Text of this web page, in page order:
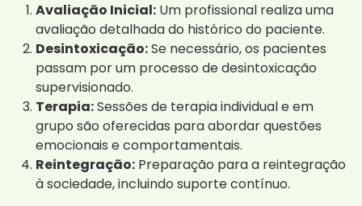
Avaliação Inicial: Um profissional realiza uma
avaliação detalhada do histórico do paciente.
Desintoxicação:Se necessário, os pacientes
passam por um processo de desintoxicação
supervisionado.
Terapia:Sessões de terapia individual e em
grupo são oferecidas para abordar questões
emocionais e comportamentais.
Reintegração: Preparação para a reintegração
à sociedade, incluindo suporte contínuo.